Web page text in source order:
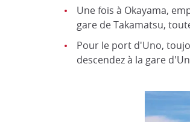
Une fois à Okayama,
gare de Takamatsu,
Pour le port d'Uno,
descendez à la gare